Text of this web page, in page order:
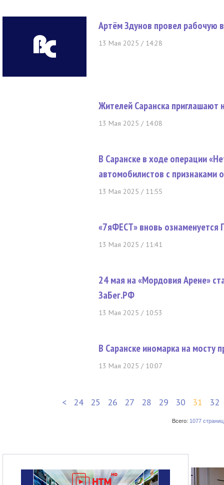
Артём Здунов провел рабочую
13 Мая 2025 / 14:28
Жителей Саранска приглашают
13 Мая 2025 / 14:08
В Саранске в ходе операции
автомобилистов с признаками
13 Мая 2025 / 11:55
«7яФЕСТ» вновь ознаменуется
13 Мая 2025 / 11:41
24 мая на «Мордовия Арене»
ЗаБег.РФ
13 Мая 2025 / 10:53
В Саранске иномарка на мосту
13 Мая 2025 / 10:07
< 24 25 26 27 28 29 30 31 32
Всего: 1077 страниц